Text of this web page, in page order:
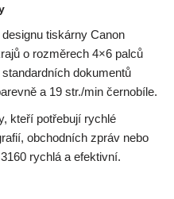
tiskárny Canon
o rozměrech 4×6 palců
dokumentů
a 19 str./min černobíle.
kteří potřebují rychlé
obchodních zpráv nebo
rychlá a efektivní.